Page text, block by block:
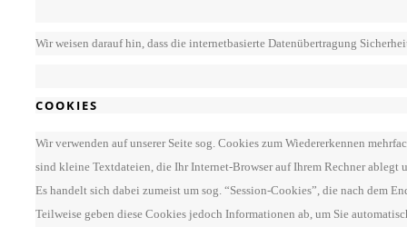
Wir weisen darauf hin, dass die internetbasierte Datenübertragung
COOKIES
Wir verwenden auf unserer Seite sog. Cookies zum Wiedererkennen
sind kleine Textdateien, die Ihr Internet-Browser auf Ihrem Rechner
Es handelt sich dabei zumeist um sog. “Session-Cookies”, die nach dem
Teilweise geben diese Cookies jedoch Informationen ab, um Sie